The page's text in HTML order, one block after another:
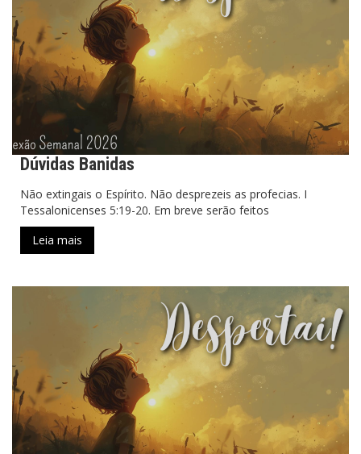
Dúvidas Banidas
Não extingais o Espírito. Não desprezeis as profecias. I
Tessalonicenses 5:19-20. Em breve serão feitos
Leia mais